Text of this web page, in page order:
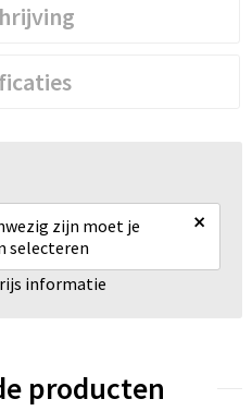
zijn moet je
selecteren
×
informatie
producten